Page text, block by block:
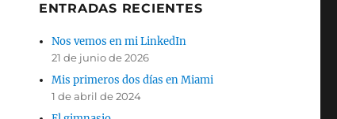
ENTRADAS RECIENTES
Nos vemos en mi LinkedIn
21 de junio de 2026
Mis primeros dos días en Miami
1 de abril de 2024